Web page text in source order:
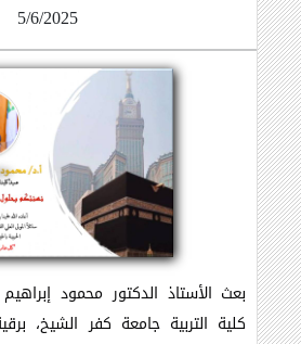
5/6/2025
بعث الأستاذ الدكتور محمود
كلية التربية جامعة كفر الشيخ،